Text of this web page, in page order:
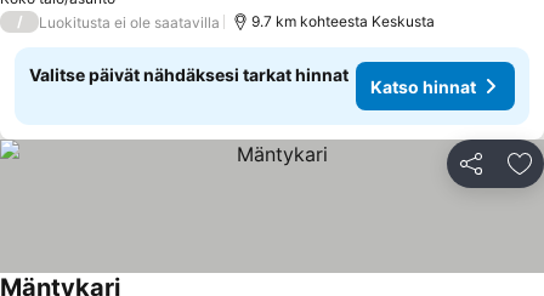
/
Luokitusta ei ole saatavilla 9.7 km kohteesta Keskusta
Valitse päivät nähdäksesi tarkat hinnat
Katso hinnat
Jaa
Mäntykari